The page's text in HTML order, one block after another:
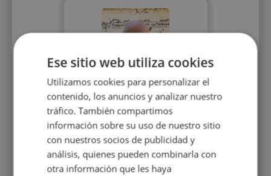
Antonio Velasco
Estudié armonía, contrapunto
y composición Conservatorio
Superior Barcelona. 20 años
experiencia en la enseñanza.
Ese sitio web utiliza cookies
Utilizamos cookies para personalizar el
contenido, los anuncios y analizar nuestro
tráfico. También compartimos
información sobre su uso de nuestro sitio
con nuestros socios de publicidad y
análisis, quienes pueden combinarla con
otra información que les haya